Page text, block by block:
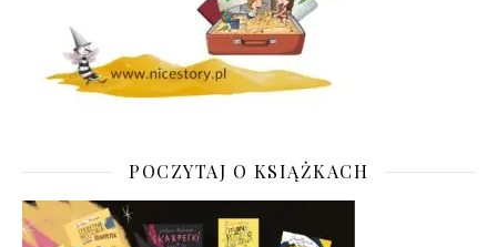
POCZYTAJ O KSIĄŻKACH